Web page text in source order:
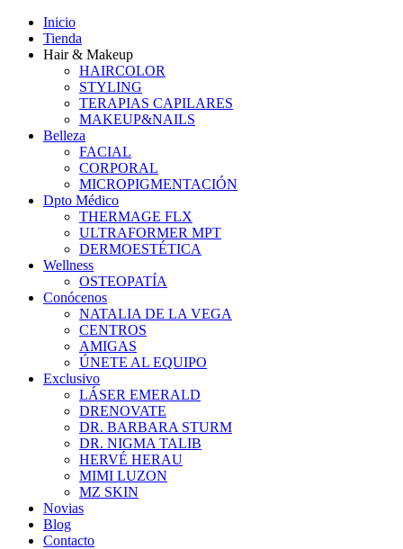
Inicio
Tienda
Hair & Makeup
HAIRCOLOR
STYLING
TERAPIAS CAPILARES
MAKEUP&NAILS
Belleza
FACIAL
CORPORAL
MICROPIGMENTACIÓN
Dpto Médico
THERMAGE FLX
ULTRAFORMER MPT
DERMOESTÉTICA
Wellness
OSTEOPATÍA
Conócenos
NATALIA DE LA VEGA
CENTROS
AMIGAS
ÚNETE AL EQUIPO
Exclusivo
LÁSER EMERALD
DRENOVATE
DR. BARBARA STURM
DR. NIGMA TALIB
HERVÉ HERAU
MIMI LUZON
MZ SKIN
Novias
Blog
Contacto